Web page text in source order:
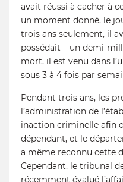
avait réussi à cacher à
un moment donné, le
trois ans seulement, il
possédait – un demi-
mort, il est venu dans
sous 3 à 4 fois par
Pendant trois ans, les
l’administration de
inaction criminelle afin
dépendant, et le
a même reconnu cette
Cependant, le tribunal
récemment évalué